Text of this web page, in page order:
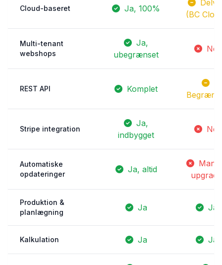
Cloud-baseret Ja, 100%
(BC
Multi-tenant
webshops
Ja,
ubegrænset
Nej
REST API Komplet
Stripe integration
Ja,
indbygget
Nej
Automatiske
opdateringer
Ja, altid
upgrade
Produktion &
planlægning
Ja Ja
Kalkulation Ja Ja